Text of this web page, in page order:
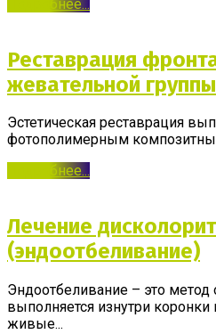
Подробнее...
Реставрация
жевательной
Эстетическая реставрация
фотополимерным
Подробнее...
Лечение
(эндоотбеливание)
Эндоотбеливание – это метод
выполняется изнутри
живые...